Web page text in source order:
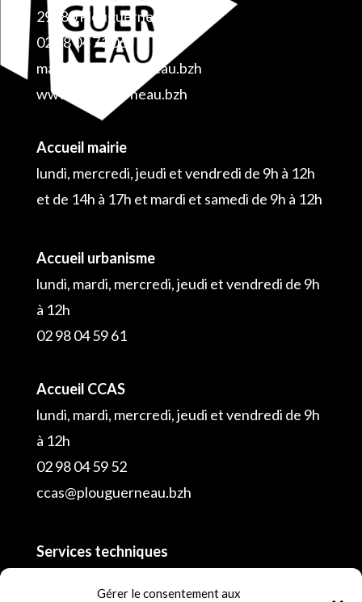
Gérer le consentement aux
29880 Plouguerneau
02 98 04 71 06
mairie@plouguerneau.bzh
www.plouguerneau.bzh
Accueil mairie
lundi, mercredi, jeudi et vendredi de 9h à 12h
et de 14h à 17h et mardi et samedi de 9h à 12h
Accueil urbanisme
lundi, mardi, mercredi, jeudi et vendredi de 9h
à 12h
02 98 04 59 61
Accueil CCAS
lundi, mardi, mercredi, jeudi et vendredi de 9h
à 12h
02 98 04 59 52
ccas@plouguerneau.bzh
Services techniques